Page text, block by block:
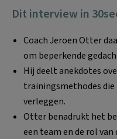
Dit interview in
Coach Jeroen Otter
om beperkende
Hij deelt anekdotes
trainingsmethodes
verleggen.
Otter benadrukt het
een team en de rol van